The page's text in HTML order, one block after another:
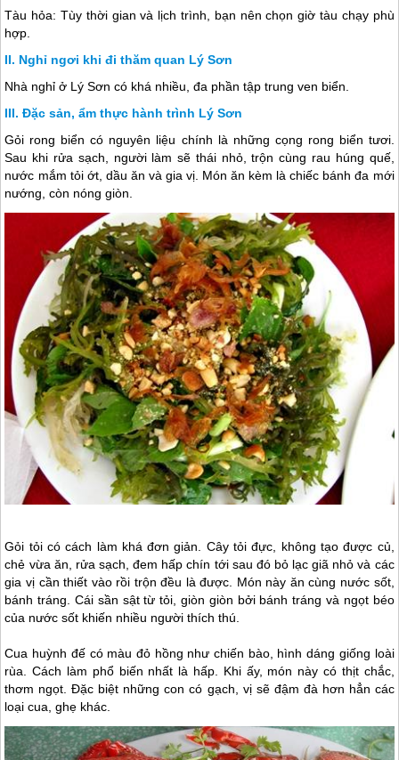
Tàu hỏa: Tùy thời gian và lịch trình, bạn nên chọn giờ tàu chạy phù
hợp.
Nghỉ ngơi khi đi thăm quan Lý Sơn
Nhà nghỉ ở Lý Sơn có khá nhiều, đa phần tập trung ven biển.
Đặc sản, ẩm thực hành trình Lý Sơn
Gỏi rong biển có nguyên liệu chính là những cọng rong biển tươi.
Sau khi rửa sạch, người làm sẽ thái nhỏ, trộn cùng rau húng quế,
nước mắm tỏi ớt, dầu ăn và gia vị. Món ăn kèm là chiếc bánh đa mới
nướng, còn nóng giòn.
Gỏi tỏi có cách làm khá đơn giản. Cây tỏi đực, không tạo được củ,
chẻ vừa ăn, rửa sạch, đem hấp chín tới sau đó bỏ lạc giã nhỏ và các
gia vị cần thiết vào rồi trộn đều là được. Món này ăn cùng nước sốt,
bánh tráng. Cái sần sật từ tỏi, giòn giòn bởi bánh tráng và ngọt béo
của nước sốt khiến nhiều người thích thú.
Cua huỳnh đế có màu đỏ hồng như chiến bào, hình dáng giống loài
rùa. Cách làm phổ biến nhất là hấp. Khi ấy, món này có thịt chắc,
thơm ngọt. Đặc biệt những con có gạch, vị sẽ đậm đà hơn hẳn các
loại cua, ghẹ khác.